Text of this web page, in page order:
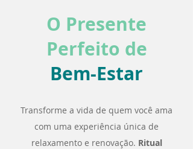
O Presente
Perfeito de
Bem-Estar
Transforme a vida de quem você ama
com uma experiência única de
relaxamento e renovação. Ritual